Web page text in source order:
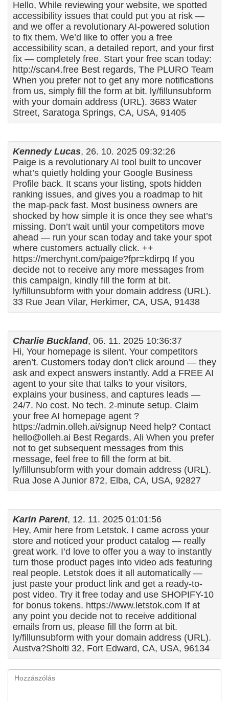
Hello, While reviewing your website, we spotted
accessibility issues that could put you at risk —
and we offer a revolutionary AI-powered solution
to fix them. We’d like to offer you a free
accessibility scan, a detailed report, and your first
fix — completely free. Start your free scan today:
http://scan4.free Best regards, The PLURO Team
When you prefer not to get any more notifications
from us, simply fill the form at bit. ly/fillunsubform
with your domain address (URL). 3683 Water
Street, Saratoga Springs, CA, USA, 91405
Kennedy Lucas, 26. 10. 2025 09:32:26
Paige is a revolutionary AI tool built to uncover
what’s quietly holding your Google Business
Profile back. It scans your listing, spots hidden
ranking issues, and gives you a roadmap to hit
the map-pack fast. Most business owners are
shocked by how simple it is once they see what’s
missing. Don’t wait until your competitors move
ahead — run your scan today and take your spot
where customers actually click. ++
https://merchynt.com/paige?fpr=kdirpq If you
decide not to receive any more messages from
this campaign, kindly fill the form at bit.
ly/fillunsubform with your domain address (URL).
33 Rue Jean Vilar, Herkimer, CA, USA, 91438
Charlie Buckland, 06. 11. 2025 10:36:37
Hi, Your homepage is silent. Your competitors
aren’t. Customers today don’t click around — they
ask and expect answers instantly. Add a FREE AI
agent to your site that talks to your visitors,
explains your business, and captures leads —
24/7. No cost. No tech. 2-minute setup. Claim
your free AI homepage agent ?
https://admin.olleh.ai/signup Need help? Contact
hello@olleh.ai Best Regards, Ali When you prefer
not to get subsequent messages from this
message, feel free to fill the form at bit.
ly/fillunsubform with your domain address (URL).
Rua Jose A Junior 872, Elba, CA, USA, 92827
Karin Parent, 12. 11. 2025 01:01:56
Hey, Amir here from Letstok. I came across your
store and noticed your product catalog — really
great work. I’d love to offer you a way to instantly
turn those product pages into video ads featuring
real people. Letstok does it all automatically —
just paste your product link and get a ready-to-
post video. Try it free today and use SHOPIFY-10
for bonus tokens. https://www.letstok.com If at
any point you decide not to receive additional
emails from us, please fill the form at bit.
ly/fillunsubform with your domain address (URL).
Austva?Sholti 32, Fort Edward, CA, USA, 96134